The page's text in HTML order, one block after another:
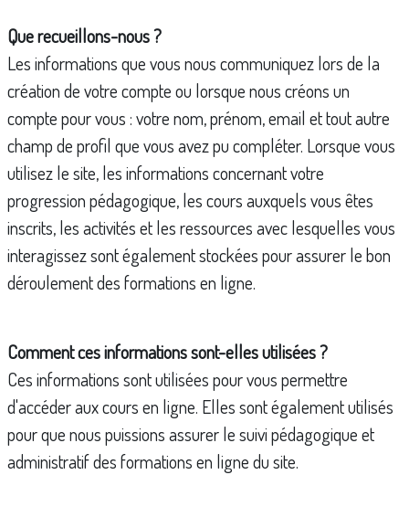
Que recueillons-nous ?
Les informations que vous nous communiquez lors de la
création de votre compte ou lorsque nous créons un
compte pour vous : votre nom, prénom, email et tout autre
champ de profil que vous avez pu compléter. Lorsque vous
utilisez le site, les informations concernant votre
progression pédagogique, les cours auxquels vous êtes
inscrits, les activités et les ressources avec lesquelles vous
interagissez sont également stockées pour assurer le bon
déroulement des formations en ligne.
Comment ces informations sont-elles utilisées ?
Ces informations sont utilisées pour vous permettre
d'accéder aux cours en ligne. Elles sont également utilisés
pour que nous puissions assurer le suivi pédagogique et
administratif des formations en ligne du site.